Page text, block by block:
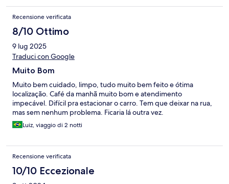
Recensione verificata
8/10 Ottimo
9 lug 2025
Traduci con Google
Muito Bom
Muito bem cuidado, limpo, tudo muito bem feito e ótima
localização. Café da manhã muito bom e atendimento
impecável. Difícil pra estacionar o carro. Tem que deixar na rua,
mas sem nenhum problema. Ficaria lá outra vez.
Luiz, viaggio di 2 notti
Recensione verificata
10/10 Eccezionale